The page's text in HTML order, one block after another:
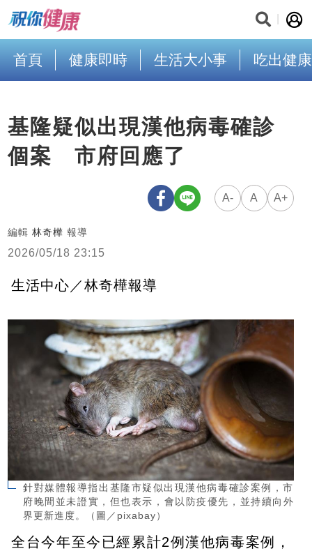
首頁 健康即時 生活大小事 吃出健康
基隆疑似出現漢他病毒確診
個案 市府回應了
A- A A+
編輯 林奇樺 報導
2026/05/18 23:15
生活中心／林奇樺報導
針對媒體報導指出基隆市疑似出現漢他病毒確診案例，市
府晚間並未證實，但也表示，會以防疫優先，並持續向外
界更新進度。（圖／pixabay）
全台今年至今已經累計2例漢他病毒案例，